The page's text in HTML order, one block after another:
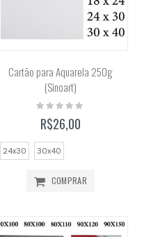
Cartão para Aquarela 250g
(Sinoart)
Rating:
R$26,00
24x30 30x40
COMPRAR